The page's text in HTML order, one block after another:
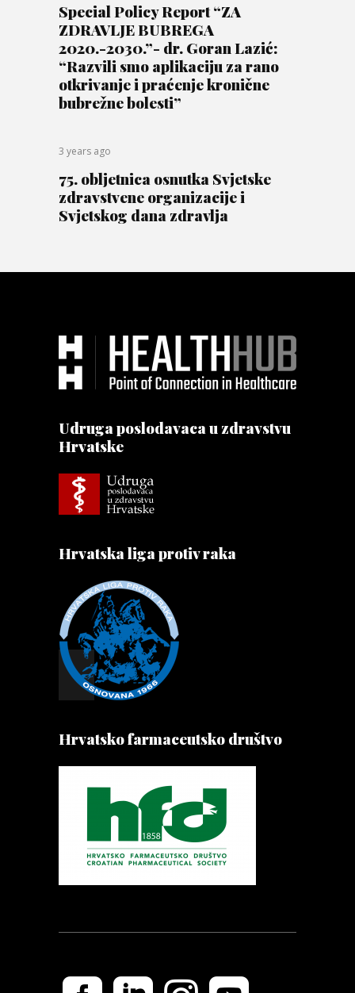
Special Policy Report “ZA
ZDRAVLJE BUBREGA
2020.-2030.”- dr. Goran Lazić:
“Razvili smo aplikaciju za rano
otkrivanje i praćenje kronične
bubrežne bolesti”
3 years ago
75. obljetnica osnutka Svjetske
zdravstvene organizacije i
Svjetskog dana zdravlja
Udruga poslodavaca u zdravstvu
Hrvatske
Hrvatska liga protiv raka
Hrvatsko farmaceutsko društvo